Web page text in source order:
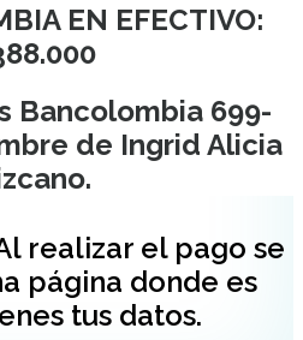
EN EFECTIVO:
Bancolombia 699-
de Ingrid Alicia
realizar el pago se
página donde es
tus datos.